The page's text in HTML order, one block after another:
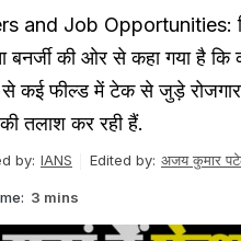
and Job Opportunities:
बनर्जी की ओर से कहा गया है
फील्ड में टेक से जुड़े रोजगार
तलाश कर रही हैं.
by: IANS Edited by: अजय कुमार
3 mins